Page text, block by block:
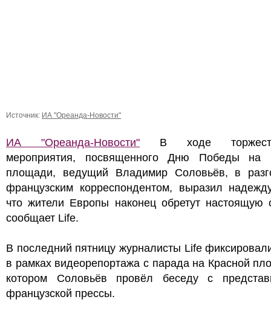
Источник: ИА "Ореанда-Новости"
ИА "Ореанда-Новости" В ходе
мероприятия, посвященного Дню Победы на
площади, ведущий Владимир Соловьёв, в
французским корреспондентом, выразил
что жители Европы наконец обретут настоящую
сообщает Life.
В последний пятницу журналисты Life
в рамках видеорепортажа с парада на Красной
котором Соловьёв провёл беседу с
французской прессы.